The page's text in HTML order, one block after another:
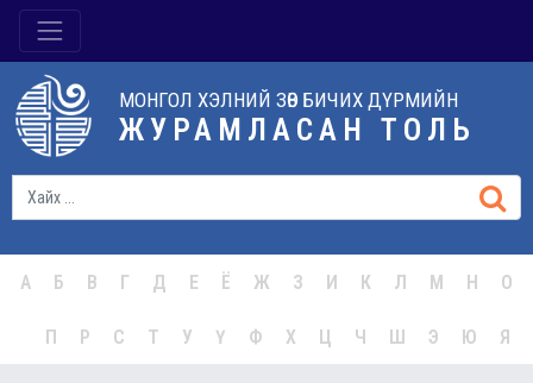
МОНГОЛ ХЭЛНИЙ ЗӨВ БИЧИХ ДҮРМИЙН
ЖУРАМЛАСАН ТОЛЬ
А Б В Г Д Е Ё Ж З И К Л М Н О
П Р С Т У Ү Ф Х Ц Ч Ш Э Ю Я